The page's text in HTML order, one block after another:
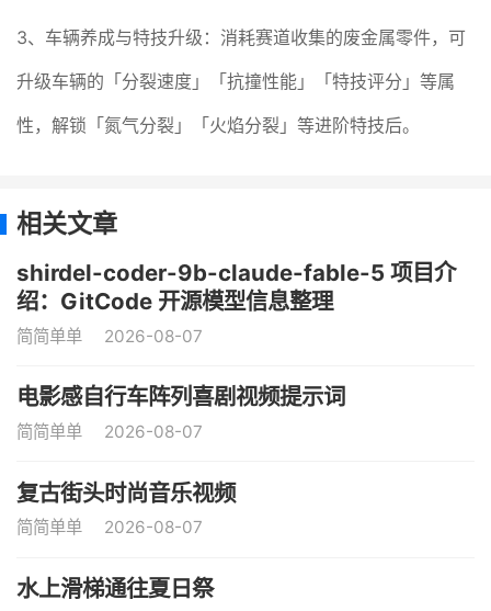
3、车辆养成与特技升级：消耗赛道收集的废金属零件，可
升级车辆的「分裂速度」「抗撞性能」「特技评分」等属
性，解锁「氮气分裂」「火焰分裂」等进阶特技后。
相关文章
shirdel-coder-9b-claude-fable-5 项目介
绍：GitCode 开源模型信息整理
简简单单 2026-08-07
电影感自行车阵列喜剧视频提示词
简简单单 2026-08-07
复古街头时尚音乐视频
简简单单 2026-08-07
水上滑梯通往夏日祭